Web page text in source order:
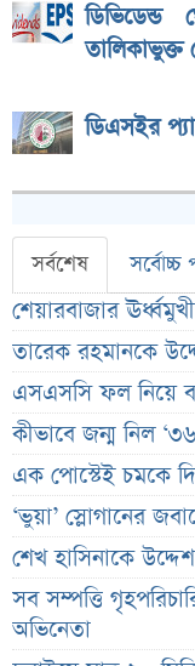
তালিকাভুক্ত
ডিএসইর
সর্বশেষ সর্বোচ্চ
শেয়ারবাজার
তারেক রহমানকে
এসএসসি ফল নিয়ে
কীভাবে জন্ম নিল
এক পোস্টেই চমকে
‘ভুয়া’ স্লোগানের
শেখ হাসিনাকে
সব সম্পত্তি
অভিনেতা